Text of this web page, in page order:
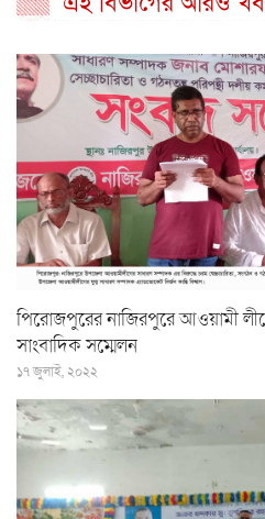
পিরোজপুরের নাজিরপুরে আওয়ামী
সাংবাদিক সম্মেলন
১৭ জুলাই, ২০২২